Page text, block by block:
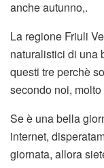
anche autunno,.
La regione Friuli
naturalistici di una
questi tre perchè
secondo noi,
Se è una bella
internet,
giornata, allora